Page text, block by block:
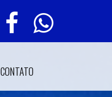
CONTATO